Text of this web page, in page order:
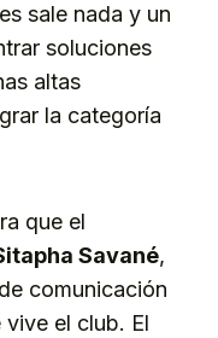
sale nada y un
soluciones
altas
la categoría
que el
Savané,
comunicación
el club. El